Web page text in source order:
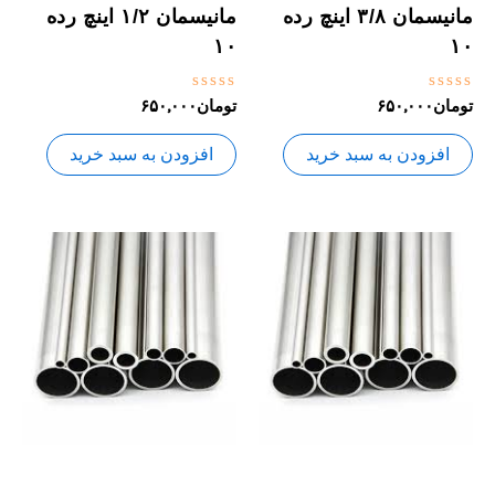
مانیسمان ۳/۸ اینچ رده
۱۰
نمره
0
از
5
تومان۶۵۰,۰۰۰
افزودن به سبد خرید
مانیسمان ۱/۲ اینچ رده
۱۰
نمره
0
از
5
تومان۶۵۰,۰۰۰
افزودن به سبد خرید